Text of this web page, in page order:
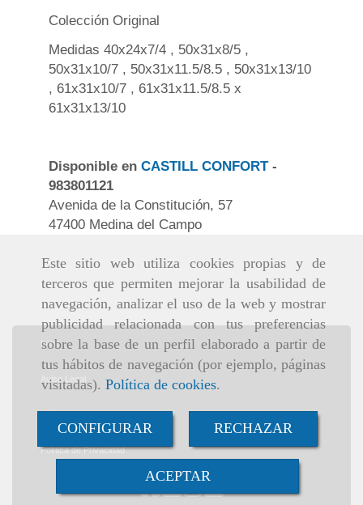
Este sitio web utiliza cookies propias y de
terceros que permiten mejorar la usabilidad de
navegación, analizar el uso de la web y mostrar
publicidad relacionada con tus preferencias
sobre la base de un perfil elaborado a partir de
tus hábitos de navegación (por ejemplo, páginas
visitadas). Política de cookies.
CONFIGURAR RECHAZAR
ACEPTAR
Colección Original
Medidas 40x24x7/4 , 50x31x8/5 ,
50x31x10/7 , 50x31x11.5/8.5 , 50x31x13/10
, 61x31x10/7 , 61x31x11.5/8.5 x
61x31x13/10
Disponible en CASTILL CONFORT-
983801121
Avenida de la Constitución, 57
47400 Medina del Campo
Inicio
Aviso Legal
Política de cookies
Política de Privacidad